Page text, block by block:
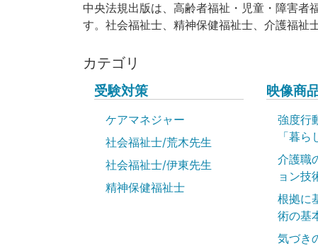
中央法規出版は、高齢者福祉・児童・障害者
す。社会福祉士、精神保健福祉士、介護福祉
カテゴリ
受験対策
ケアマネジャー
社会福祉士/荒木先生
社会福祉士/伊東先生
精神保健福祉士
映像商
強度行
「暮
介護職
ョン技
根拠に
術の基
気づき